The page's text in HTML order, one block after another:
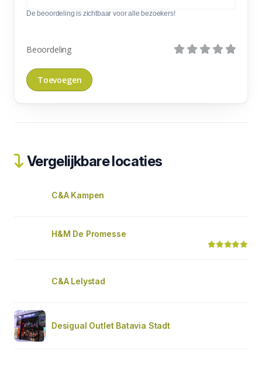
De beoordeling is zichtbaar voor alle bezoekers!
Beoordeling
Vergelijkbare locaties
C&A Kampen
H&M De Promesse
C&A Lelystad
Desigual Outlet Batavia Stadt